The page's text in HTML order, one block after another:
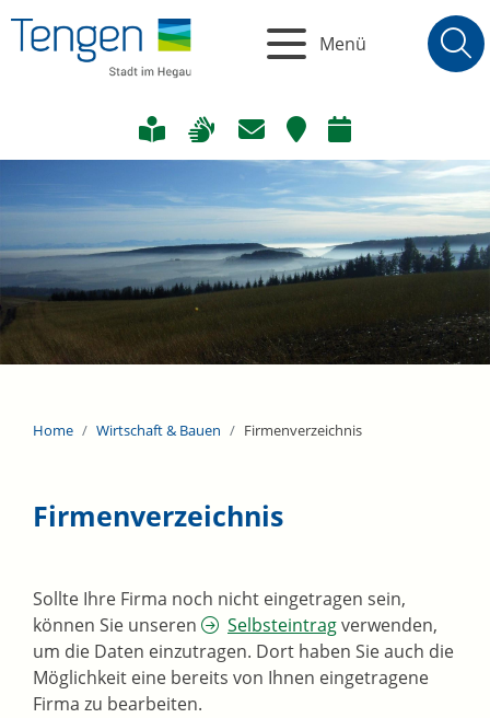
Menü
Home Wirtschaft & Bauen Firmenverzeichnis
Firmenverzeichnis
Sollte Ihre Firma noch nicht eingetragen sein,
können Sie unseren
Selbsteintragverwenden,
um die Daten einzutragen. Dort haben Sie auch die
Möglichkeit eine bereits von Ihnen eingetragene
Firma zu bearbeiten.